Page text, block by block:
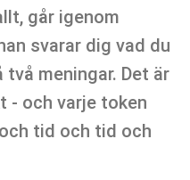
går igenom
svarar dig vad du
meningar. Det är
- och varje token
tid och tid och